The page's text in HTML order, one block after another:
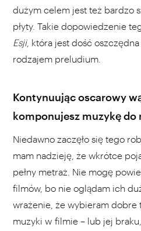
dużym celem jest też bardzo
płyty. Takie dopowiedzenie
Esji, która jest dość
rodzajem preludium.
Kontynuując oscarowy
komponujesz muzykę
Niedawno zaczęło się tego
mam nadzieję, że wkrótce
pełny metraż. Nie mogę
filmów, bo nie oglądam ich
wrażenie, że wybieram dobre
muzyki w filmie – lub jej